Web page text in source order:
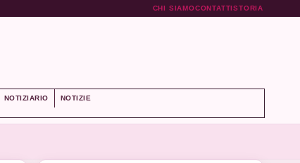
CHI SIAMOCONTATTISTORIA
NOTIZIARIO NOTIZIE